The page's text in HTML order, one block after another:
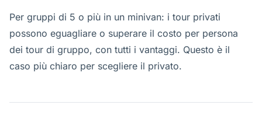
Per gruppi di 5 o più in un minivan: i tour privati
possono eguagliare o superare il costo per persona
dei tour di gruppo, con tutti i vantaggi. Questo è il
caso più chiaro per scegliere il privato.